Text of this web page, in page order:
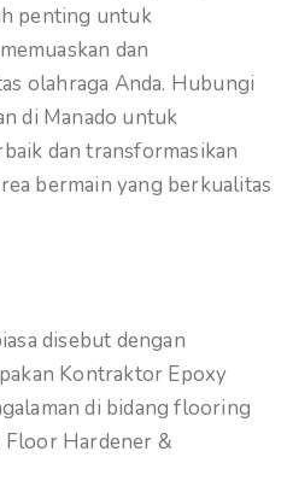
penting untuk
dan
olahraga Anda. Hubungi
di Manado untuk
dan transformasikan
bermain yang berkualitas
disebut dengan
Kontraktor Epoxy
di bidang flooring
Floor Hardener &